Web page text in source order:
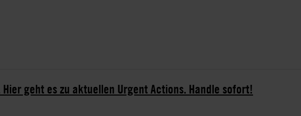
geht es zu aktuellen Urgent Actions. Handle sofort!